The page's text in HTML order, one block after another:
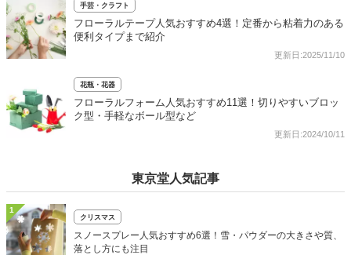
手芸・クラフト
フローラルテープ人気おすすめ4選！定番から粘着力のある
便利タイプまで紹介
更新日:2025/11/10
花瓶・花器
フローラルフォーム人気おすすめ11選！切りやすいブロッ
ク型・手軽なボール型など
更新日:2024/10/11
東京堂人気記事
1
クリスマス
スノースプレー人気おすすめ6選！雪・パウダーの大きさや質、
落とし方にも注目